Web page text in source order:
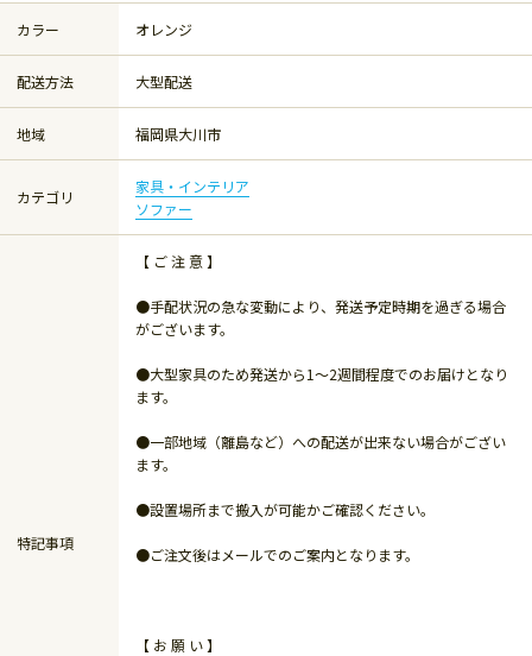
カラー オレンジ
配送方法 大型配送
地域 福岡県大川市
カテゴリ
家具・インテリア
ソファー
特記事項
【 ご 注 意 】
●手配状況の急な変動により、発送予定時期を過ぎる場合
がございます。
●大型家具のため発送から1～2週間程度でのお届けとなり
ます。
●一部地域（離島など）への配送が出来ない場合がござい
ます。
●設置場所まで搬入が可能かご確認ください。
●ご注文後はメールでのご案内となります。
【 お 願 い 】